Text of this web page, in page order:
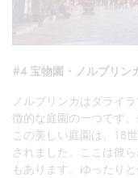
#4 宝物園・ノルブリン
ノルブリンカはダライ
徴的な庭園の一つです
この美しい庭園は、18
されました。ここは彼
もあります。ゆったり